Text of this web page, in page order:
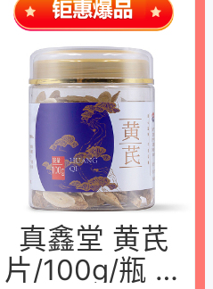
真鑫堂 黄芪
片/100g/瓶 江